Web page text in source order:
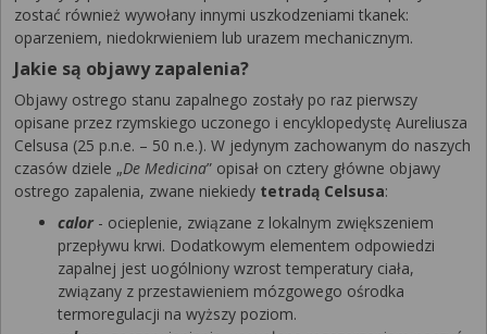
zostać również wywołany innymi uszkodzeniami tkanek:
oparzeniem, niedokrwieniem lub urazem mechanicznym.
Jakie są objawy zapalenia?
Objawy ostrego stanu zapalnego zostały po raz pierwszy
opisane przez rzymskiego uczonego i encyklopedystę Aureliusza
Celsusa (25 p.n.e. – 50 n.e.). W jedynym zachowanym do naszych
czasów dziele „De Medicina” opisał on cztery główne objawy
ostrego zapalenia, zwane niekiedy tetradą Celsusa:
calor - ocieplenie, związane z lokalnym zwiększeniem
przepływu krwi. Dodatkowym elementem odpowiedzi
zapalnej jest uogólniony wzrost temperatury ciała,
związany z przestawieniem mózgowego ośrodka
termoregulacji na wyższy poziom.